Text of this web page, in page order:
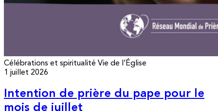
Célébrations et spiritualité Vie de l’Église
1 juillet 2026
Intention de prière du pape pour le
mois de juillet